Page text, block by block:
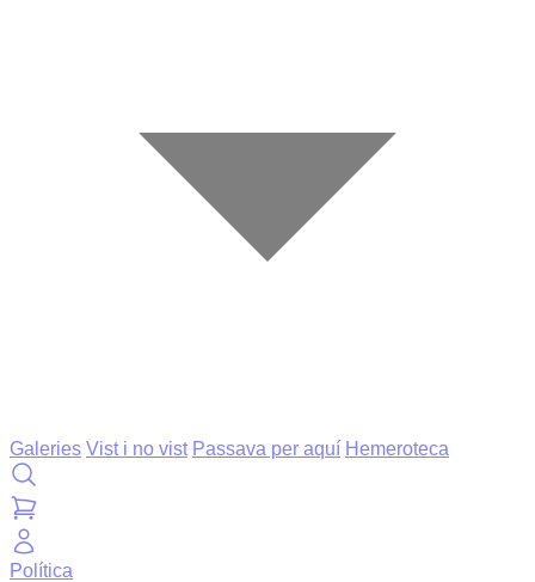
Galeries Vist i no vist Passava per aquí Hemeroteca
Política